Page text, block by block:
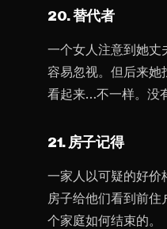
20. 替代者
一个女人注意到她
容易忽视。但后来她
看起来…不一样。没
21. 房子记得
一家人以可疑的好价
房子给他们看到前
个家庭如何结束的。